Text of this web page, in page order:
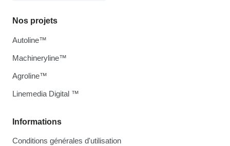
Informations
Conditions générales d'utilisation
Nos projets
Autoline™
Machineryline™
Agroline™
Linemedia Digital ™